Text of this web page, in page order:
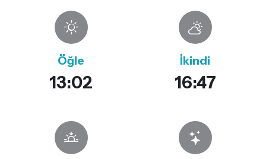
Öğle
13:02
İkindi
16:47